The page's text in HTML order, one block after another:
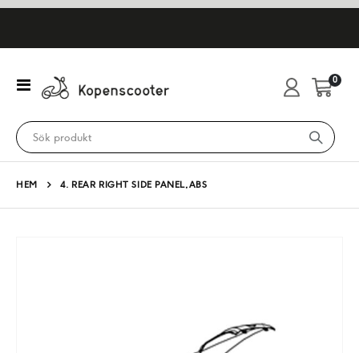
Växla
Nav
Cart
0
HEM 4. REAR RIGHT SIDE PANEL,ABS